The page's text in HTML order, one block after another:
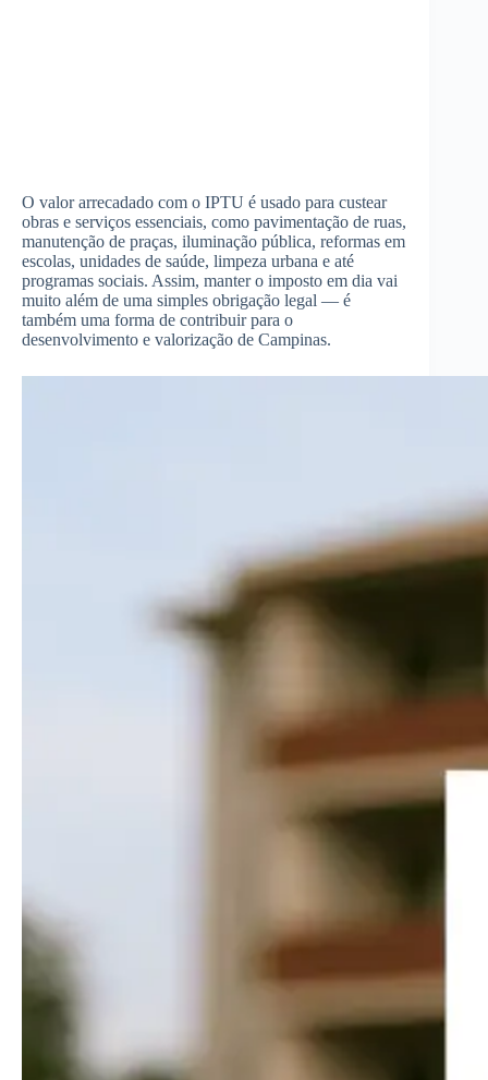
O valor arrecadado com o IPTU é usado para custear
obras e serviços essenciais, como pavimentação de ruas,
manutenção de praças, iluminação pública, reformas em
escolas, unidades de saúde, limpeza urbana e até
programas sociais. Assim, manter o imposto em dia vai
muito além de uma simples obrigação legal — é
também uma forma de contribuir para o
desenvolvimento e valorização de Campinas.